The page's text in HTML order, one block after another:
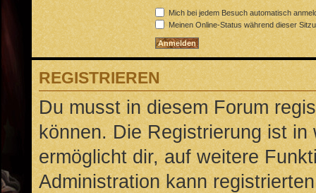
Mich bei jedem Besuch automatisch
Meinen Online-Status während dieser
REGISTRIEREN
Du musst in diesem Forum
können. Die Registrierung ist
ermöglicht dir, auf weitere
Administration kann